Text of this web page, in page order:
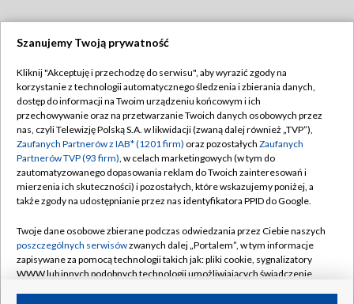
TVP
Abonament TVP
Emisja w TVP
Centrum informacji TVP
Naziemna Telewizja Cyfrowa
Rada Programowa
System NOS
Informacje o nadawcy
Regulamin TVP
Polityka prywatności
Moje zgody
Pomoc
Kontakt
Kanały
Szanujemy Twoją prywatność
Kliknij "Akceptuję i przechodzę do serwisu", aby wyrazić zgody na
korzystanie z technologii automatycznego śledzenia i zbierania danych,
dostęp do informacji na Twoim urządzeniu końcowym i ich
przechowywanie oraz na przetwarzanie Twoich danych osobowych przez
nas, czyli Telewizję Polską S.A. w likwidacji (zwaną dalej również „TVP”),
Zaufanych Partnerów z IAB* (1201 firm) oraz pozostałych Zaufanych
Partnerów TVP (93 firm), w celach marketingowych (w tym do
zautomatyzowanego dopasowania reklam do Twoich zainteresowań i
mierzenia ich skuteczności) i pozostałych, które wskazujemy poniżej, a
także zgody na udostępnianie przez nas identyfikatora PPID do Google.
Twoje dane osobowe zbierane podczas odwiedzania przez Ciebie naszych
poszczególnych serwisówzwanych dalej „Portalem”, w tym informacje
zapisywane za pomocą technologii takich jak: pliki cookie, sygnalizatory
WWW lub innych podobnych technologii umożliwiających świadczenie